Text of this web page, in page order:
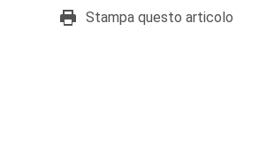
Stampa questo articolo